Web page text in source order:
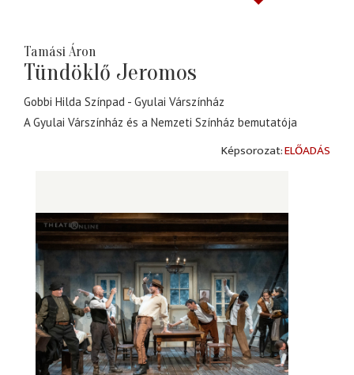
Tamási Áron
Tündöklő Jeromos
Gobbi Hilda Színpad
Gyulai Várszínház
A Gyulai Várszínház és a Nemzeti Színház bemutatója
ELŐADÁS